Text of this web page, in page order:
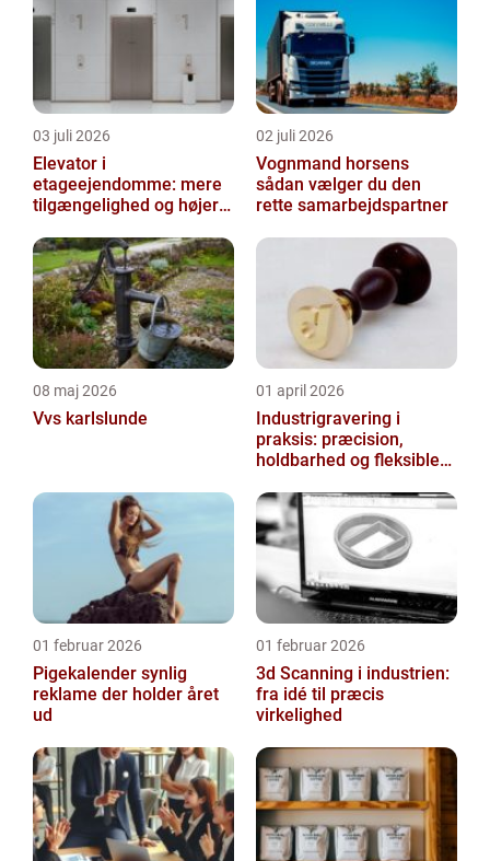
03 juli 2026
Elevator i
etageejendomme: mere
tilgængelighed og højere
02 juli 2026
Vognmand horsens
sådan vælger du den
rette samarbejdspartner
08 maj 2026
Vvs karlslunde
01 april 2026
Industrigravering i
praksis: præcision,
holdbarhed og fleksible
01 februar 2026
Pigekalender synlig
reklame der holder året
ud
01 februar 2026
3d Scanning i industrien:
fra idé til præcis
virkelighed